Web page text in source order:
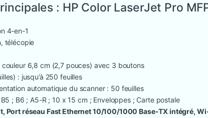
: HP Color LaserJet Pro
4-en-1
télécopie
6,8 cm (2,7 pouces) avec 3 boutons
: jusqu’à 250 feuilles
automatique du scanner : 50 feuilles
; B6 ; A5-R ; 10 x 15 cm ; Enveloppes ; Carte postale
Port réseau Fast Ethernet 10/100/1000 Base-TX intégré,